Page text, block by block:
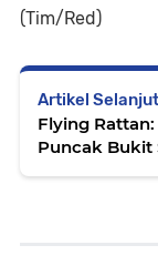
(Tim/Red)
Artikel
Flying
Puncak Bukit